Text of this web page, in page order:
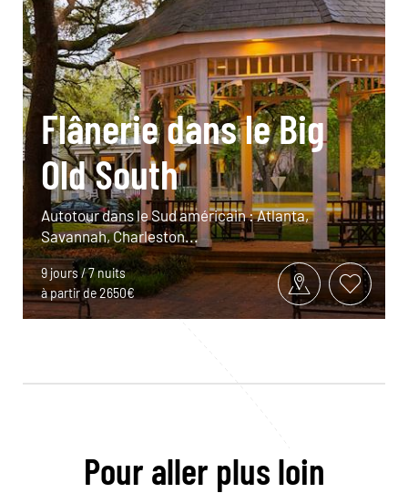
Flânerie dans le Big
Old South
Autotour dans le Sud américain : Atlanta,
Savannah, Charleston...
9 jours / 7 nuits
à partir de 2650€
Pour aller plus loin